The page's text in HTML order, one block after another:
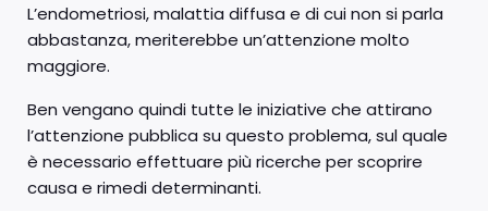
L’endometriosi, malattia diffusa e di cui non si parla
abbastanza, meriterebbe un’attenzione molto
maggiore.
Ben vengano quindi tutte le iniziative che attirano
l’attenzione pubblica su questo problema, sul quale
è necessario effettuare più ricerche per scoprire
causa e rimedi determinanti.